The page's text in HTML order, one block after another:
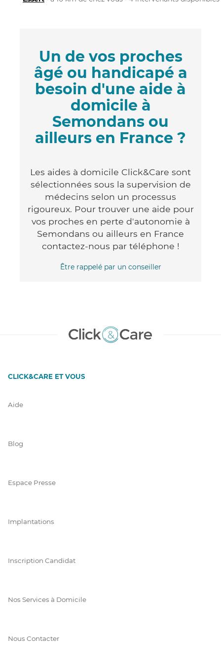
Un de vos proches
âgé ou handicapé a
besoin d'une aide à
domicile à
Semondans ou
ailleurs en France ?
Les aides à domicile Click&Care sont
sélectionnées sous la supervision de
médecins selon un processus
rigoureux. Pour trouver une aide pour
vos proches en perte d'autonomie à
Semondans ou ailleurs en France
contactez-nous par téléphone !
Être rappelé par un conseiller
CLICK&CARE ET VOUS
Aide
Blog
Espace Presse
Implantations
Inscription Candidat
Nos Services à Domicile
Nous Contacter